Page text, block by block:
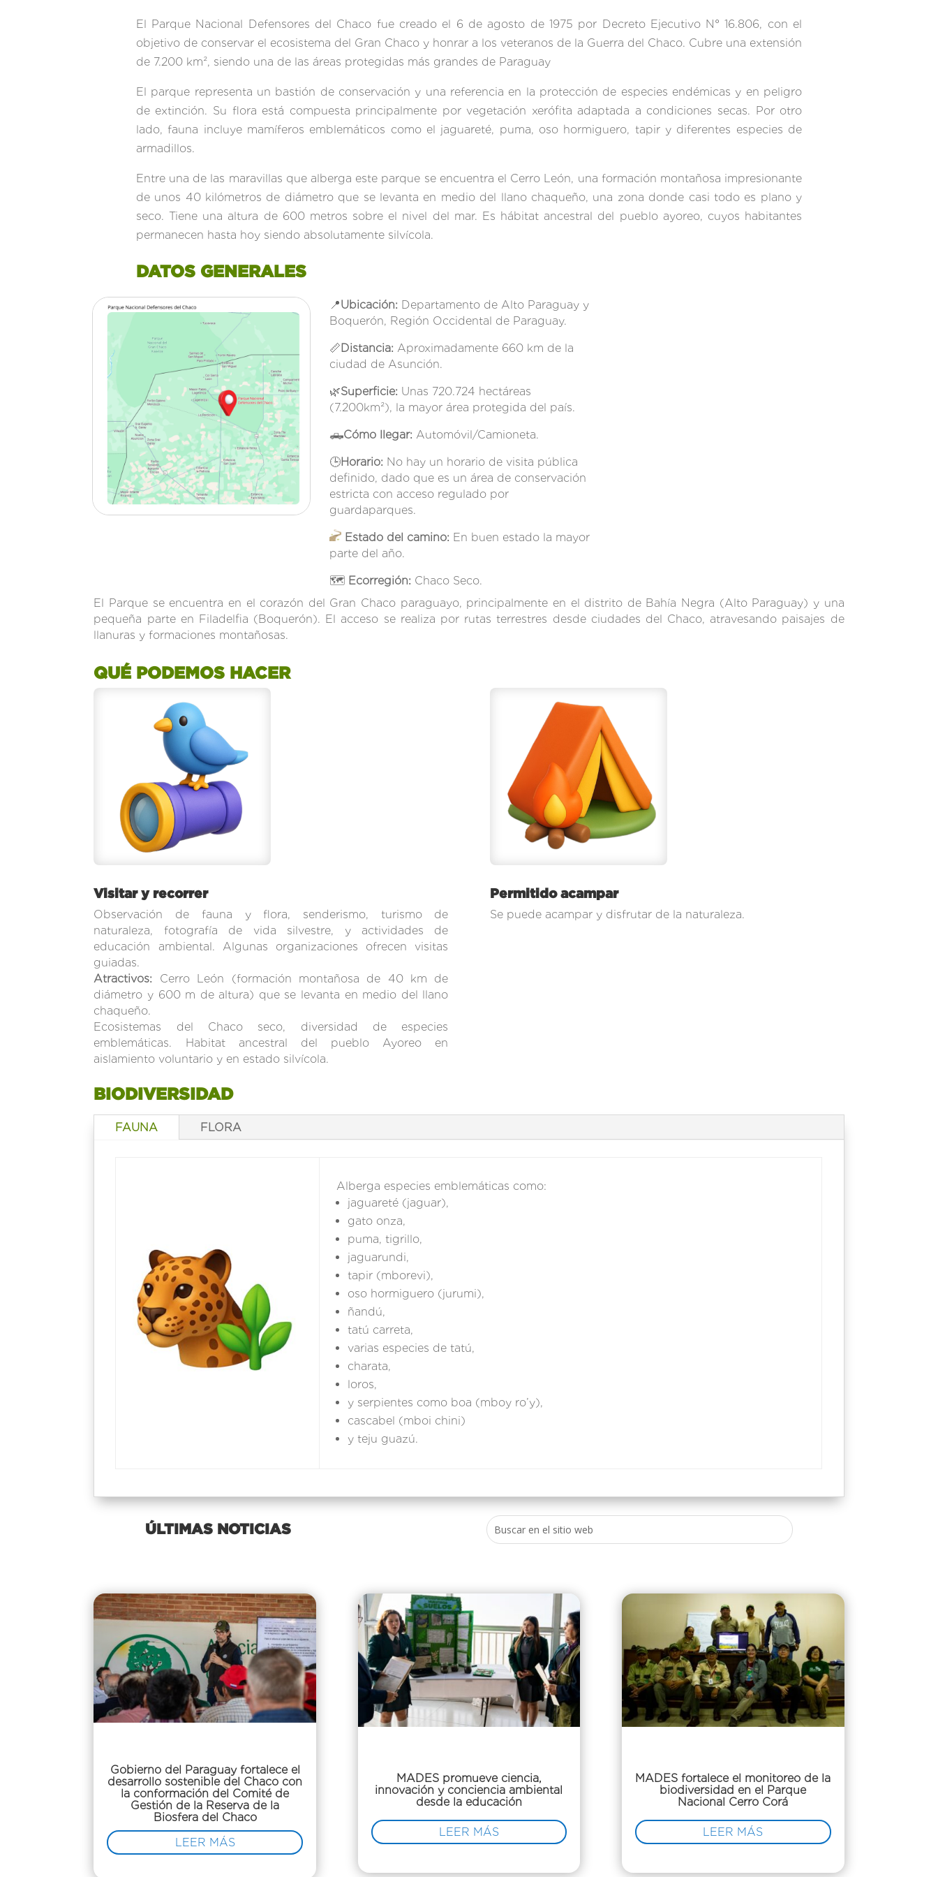
El Parque Nacional Defensores del Chaco fue creado el 6 de agosto de 1975 por Decreto Ejecutivo N° 16.806, con el
objetivo de conservar el ecosistema del Gran Chaco y honrar a los veteranos de la Guerra del Chaco. Cubre una extensión
de 7.200 km², siendo una de las áreas protegidas más grandes de Paraguay
El parque representa un bastión de conservación y una referencia en la protección de especies endémicas y en peligro
de extinción. Su flora está compuesta principalmente por vegetación xerófita adaptada a condiciones secas. Por otro
lado, fauna incluye mamíferos emblemáticos como el jaguareté, puma, oso hormiguero, tapir y diferentes especies de
armadillos.
Entre una de las maravillas que alberga este parque se encuentra el Cerro León, una formación montañosa impresionante
de unos 40 kilómetros de diámetro que se levanta en medio del llano chaqueño, una zona donde casi todo es plano y
seco. Tiene una altura de 600 metros sobre el nivel del mar. Es hábitat ancestral del pueblo ayoreo, cuyos habitantes
permanecen hasta hoy siendo absolutamente silvícola.
DATOS GENERALES
📍Ubicación: Departamento de Alto Paraguay y
Boquerón, Región Occidental de Paraguay.
📏Distancia: Aproximadamente 660 km de la
ciudad de Asunción.
🌿Superficie: Unas 720.724 hectáreas
(7.200km²), la mayor área protegida del país.
🛻Cómo llegar: Automóvil/Camioneta.
🕒Horario: No hay un horario de visita pública
definido, dado que es un área de conservación
estricta con acceso regulado por
guardaparques.
Estado del camino: En buen estado la mayor
parte del año.
🗺️ Ecorregión: Chaco Seco.
El Parque se encuentra en el corazón del Gran Chaco paraguayo, principalmente en el distrito de Bahía Negra (Alto Paraguay) y una
pequeña parte en Filadelfia (Boquerón). El acceso se realiza por rutas terrestres desde ciudades del Chaco, atravesando paisajes de
llanuras y formaciones montañosas.
QUÉ PODEMOS HACER
Visitar y recorrer
Observación de fauna y flora, senderismo, turismo de
naturaleza, fotografía de vida silvestre, y actividades de
educación ambiental. Algunas organizaciones ofrecen visitas
guiadas.
Atractivos: Cerro León (formación montañosa de 40 km de
diámetro y 600 m de altura) que se levanta en medio del llano
chaqueño.
Ecosistemas del Chaco seco, diversidad de especies
emblemáticas. Habitat ancestral del pueblo Ayoreo en
aislamiento voluntario y en estado silvícola.
Permitido acampar
Se puede acampar y disfrutar de la naturaleza.
BIODIVERSIDAD
FAUNA FLORA
Alberga especies emblemáticas como:
jaguareté (jaguar),
gato onza,
puma, tigrillo,
jaguarundi,
tapir (mborevi),
oso hormiguero (jurumi),
ñandú,
tatú carreta,
varias especies de tatú,
charata,
loros,
y serpientes como boa (mboy ro’y),
cascabel (mboi chini)
y teju guazú.
ÚLTIMAS NOTICIAS
Gobierno del Paraguay fortalece el
desarrollo sostenible del Chaco con
la conformación del Comité de
Gestión de la Reserva de la
Biosfera del Chaco
LEER MÁS
MADES promueve ciencia,
innovación y conciencia ambiental
desde la educación
LEER MÁS
MADES fortalece el monitoreo de la
biodiversidad en el Parque
Nacional Cerro Corá
LEER MÁS